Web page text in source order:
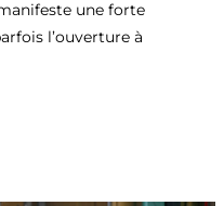
une forte
l’ouverture à